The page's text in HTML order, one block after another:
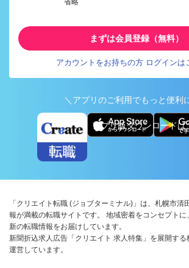
省略
まずは会員登録（無料）
アカウントをお持ちの方 ログインは
＼アプリのご利用でもっと便利
アプリ版ダウンロードは
「クリエイト転職 (ジョブターミナル)」は、札幌市清
報が満載の転職サイトです。 地域密着をコンセプト
新の転職情報をお届けしています。
新聞折込求人広告「クリエイト 求人特集」を展開す
運営しています。